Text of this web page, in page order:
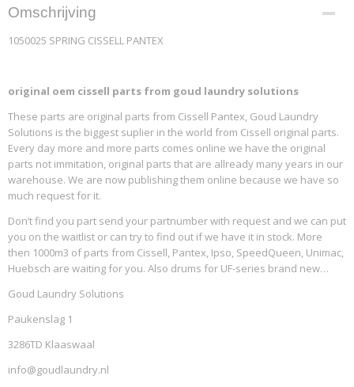
Omschrijving
1050025 SPRING CISSELL PANTEX
original oem cissell parts from goud laundry solutions
These parts are original parts from Cissell Pantex, Goud Laundry
Solutions is the biggest suplier in the world from Cissell original parts.
Every day more and more parts comes online we have the original
parts not immitation, original parts that are allready many years in our
warehouse. We are now publishing them online because we have so
much request for it.
Don’t find you part send your partnumber with request and we can put
you on the waitlist or can try to find out if we have it in stock. More
then 1000m3 of parts from Cissell, Pantex, Ipso, SpeedQueen, Unimac,
Huebsch are waiting for you. Also drums for UF-series brand new…
Goud Laundry Solutions
Paukenslag 1
3286TD Klaaswaal
info@goudlaundry.nl